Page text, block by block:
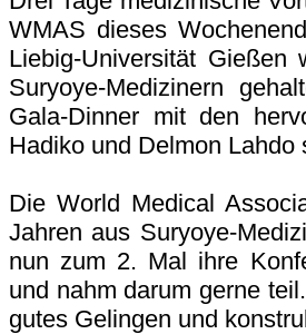
WMAS dieses
Liebig-Universität Gießen
Suryoye-Medizinern
Gala-Dinner mit den
Hadiko und Delmon Lahdo
Die World Medical
Jahren aus Suryoye-
nun zum 2. Mal ihre
und nahm darum gerne
gutes Gelingen und